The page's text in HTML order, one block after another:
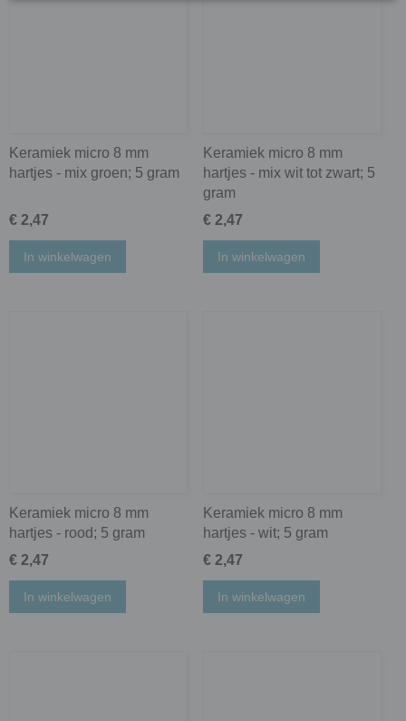
Keramiek micro 8 mm
hartjes - mix groen; 5 gram
€ 2,47
In winkelwagen
Keramiek micro 8 mm
hartjes - mix wit tot zwart; 5
gram
€ 2,47
In winkelwagen
Keramiek micro 8 mm
hartjes - rood; 5 gram
€ 2,47
In winkelwagen
Keramiek micro 8 mm
hartjes - wit; 5 gram
€ 2,47
In winkelwagen